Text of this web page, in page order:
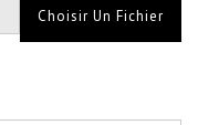
Choisir Un Fichier